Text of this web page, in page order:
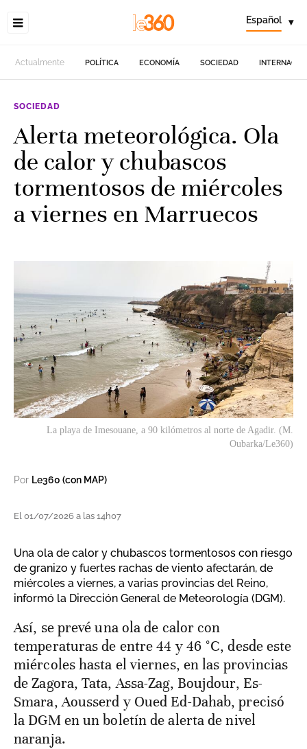
Español ▾
Actualmente POLÍTICA ECONOMÍA SOCIEDAD
SOCIEDAD
Alerta meteorológica. Ola
de calor y chubascos
tormentosos de miércoles
a viernes en Marruecos
La playa de Imesouane, a 90 kilómetros al norte de Agadir. (M.
Oubarka/Le360)
Por Le360 (con MAP)
El 01/07/2026 a las 14h07
Una ola de calor y chubascos tormentosos con riesgo
de granizo y fuertes rachas de viento afectarán, de
miércoles a viernes, a varias provincias del Reino,
informó la Dirección General de Meteorología (DGM).
Así, se prevé una ola de calor con
temperaturas de entre 44 y 46 °C, desde este
miércoles hasta el viernes, en las provincias
de Zagora, Tata, Assa-Zag, Boujdour, Es-
Smara, Aousserd y Oued Ed-Dahab, precisó
la DGM en un boletín de alerta de nivel
naranja.